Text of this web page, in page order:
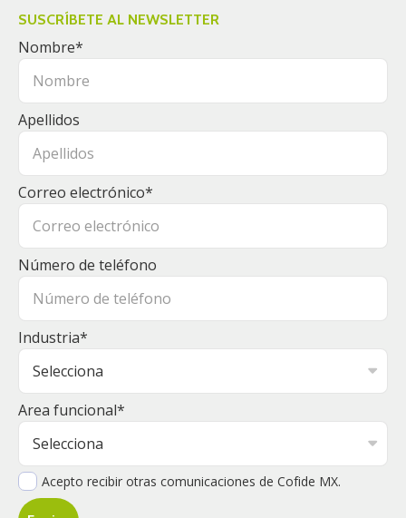
SUSCRÍBETE AL NEWSLETTER
Nombre*
Apellidos
Correo electrónico*
Número de teléfono
Industria*
Area funcional*
Acepto recibir otras comunicaciones de Cofide MX.